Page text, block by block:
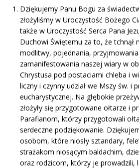
Dziękujemy Panu Bogu za
złożyliśmy w Uroczystość Bożego
także w Uroczystość Serca Pana
Duchowi Świętemu za to, że tchnął
modlitwy, pojednania, przyjmowania
zamanifestowania naszej wiary w
Chrystusa pod postaciami chleba i
liczny i czynny udział we Mszy św. i
eucharystycznej. Na głębokie
złożyły się przygotowane ołtarze i
Parafianom, którzy przygotowali
serdeczne podziękowanie.
osobom, które niosły sztandary,
strażakom niosącym baldachim,
oraz rodzicom, którzy je prowadzili,